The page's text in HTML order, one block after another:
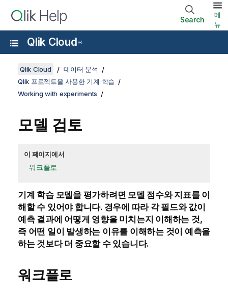
Search
메
뉴
Qlik Cloud ®
Qlik Cloud
데이터 분석
Qlik 프로젝트을 사용한 기계 학습
Working with experiments
모델 검토
이 페이지에서
워크플로
기계 학습 모델을 평가하려면 모델 점수와 지표를 이
해할 수 있어야 합니다. 경우에 따라 각 필드와 값이
예측 결과에 어떻게 영향을 미치는지 이해하는 것,
즉 어떤 일이 발생하는 이유를 이해하는 것이 예측을
하는 것보다 더 중요할 수 있습니다.
워크플로